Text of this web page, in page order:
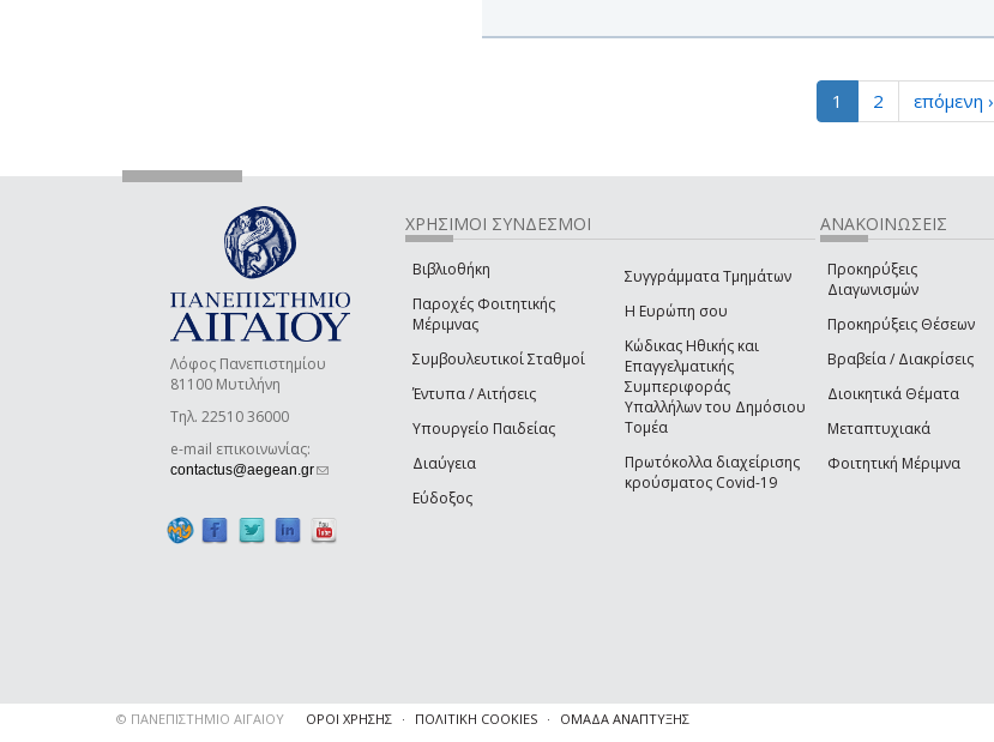
1 2 επόμενη ›
Λόφος Πανεπιστημίου
81100 Μυτιλήνη
Τηλ. 22510 36000
e-mail επικοινωνίας:
contactus@aegean.gr(link sends e-mail)
ΧΡΗΣΙΜΟΙ ΣΥΝΔΕΣΜΟΙ
Βιβλιοθήκη
Παροχές Φοιτητικής
Μέριμνας
Συμβουλευτικοί Σταθμοί
Έντυπα / Αιτήσεις
Υπουργείο Παιδείας
Διαύγεια
Εύδοξος
Συγγράμματα Τμημάτων
Η Ευρώπη σου
Κώδικας Ηθικής και
Επαγγελματικής
Συμπεριφοράς
Υπαλλήλων του Δημόσιου
Τομέα
Πρωτόκολλα διαχείρισης
κρούσματος Covid-19
ΑΝΑΚΟΙΝΩΣΕΙΣ
Προκηρύξεις
Διαγωνισμών
Προκηρύξεις Θέσεων
Βραβεία / Διακρίσεις
Διοικητικά Θέματα
Μεταπτυχιακά
Φοιτητική Μέριμνα
© ΠΑΝΕΠΙΣΤΗΜΙΟ ΑΙΓΑΙΟΥ ΟΡΟΙ ΧΡΗΣΗΣ ΠΟΛΙΤΙΚΗ COOKIES ΟΜΑΔΑ ΑΝΑΠΤΥΞΗΣ